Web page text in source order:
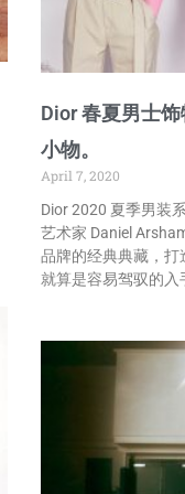
Dior 春夏男士
小物。
April 7, 2020
Dior 2020 夏季男装
艺术家 Daniel
品牌的经典典藏，打
就算是容易驾驭的入